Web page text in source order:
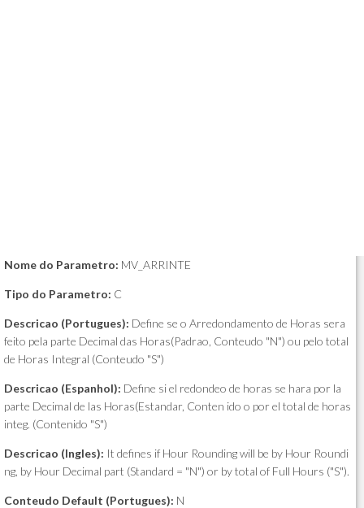
Nome do Parametro: MV_ARRINTE
Tipo do Parametro: C
Descricao (Portugues): Define se o Arredondamento de Horas sera
feito pela parte Decimal das Horas(Padrao, Conteudo "N") ou pelo total
de Horas Integral (Conteudo "S")
Descricao (Espanhol): Define si el redondeo de horas se hara por la
parte Decimal de las Horas(Estandar, Conten ido o por el total de horas
integ. (Contenido "S")
Descricao (Ingles): It defines if Hour Rounding will be by Hour Roundi
ng, by Hour Decimal part (Standard = "N") or by total of Full Hours ("S").
Conteudo Default (Portugues): N